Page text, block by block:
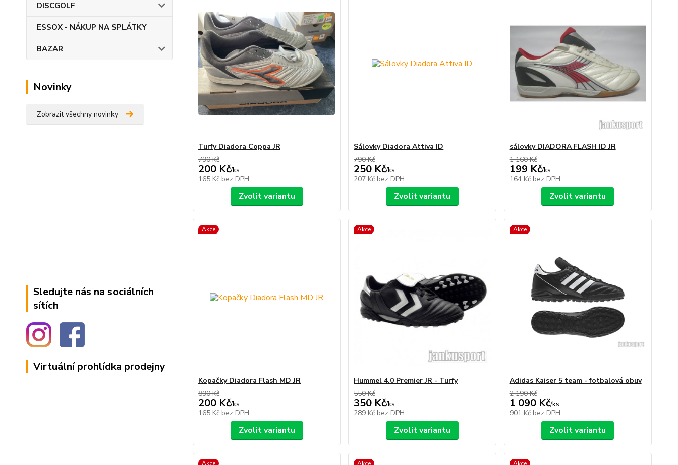
DISCGOLF
ESSOX - NÁKUP NA SPLÁTKY
BAZAR
Novinky
Zobrazit všechny novinky
Sledujte nás na sociálních
sítích
Virtuální prohlídka prodejny
Turfy Diadora Coppa JR
790 Kč
200 Kč/ks
165 Kč bez DPH
Zvolit variantu
Sálovky Diadora Attiva ID
790 Kč
250 Kč/ks
207 Kč bez DPH
Zvolit variantu
sálovky DIADORA FLASH ID JR
1 160 Kč
199 Kč/ks
164 Kč bez DPH
Zvolit variantu
Akce
Kopačky Diadora Flash MD JR
890 Kč
200 Kč/ks
165 Kč bez DPH
Zvolit variantu
Akce
Hummel 4.0 Premier JR - Turfy
550 Kč
350 Kč/ks
289 Kč bez DPH
Zvolit variantu
Akce
Adidas Kaiser 5 team - fotbalová obuv
2 190 Kč
1 090 Kč/ks
901 Kč bez DPH
Zvolit variantu